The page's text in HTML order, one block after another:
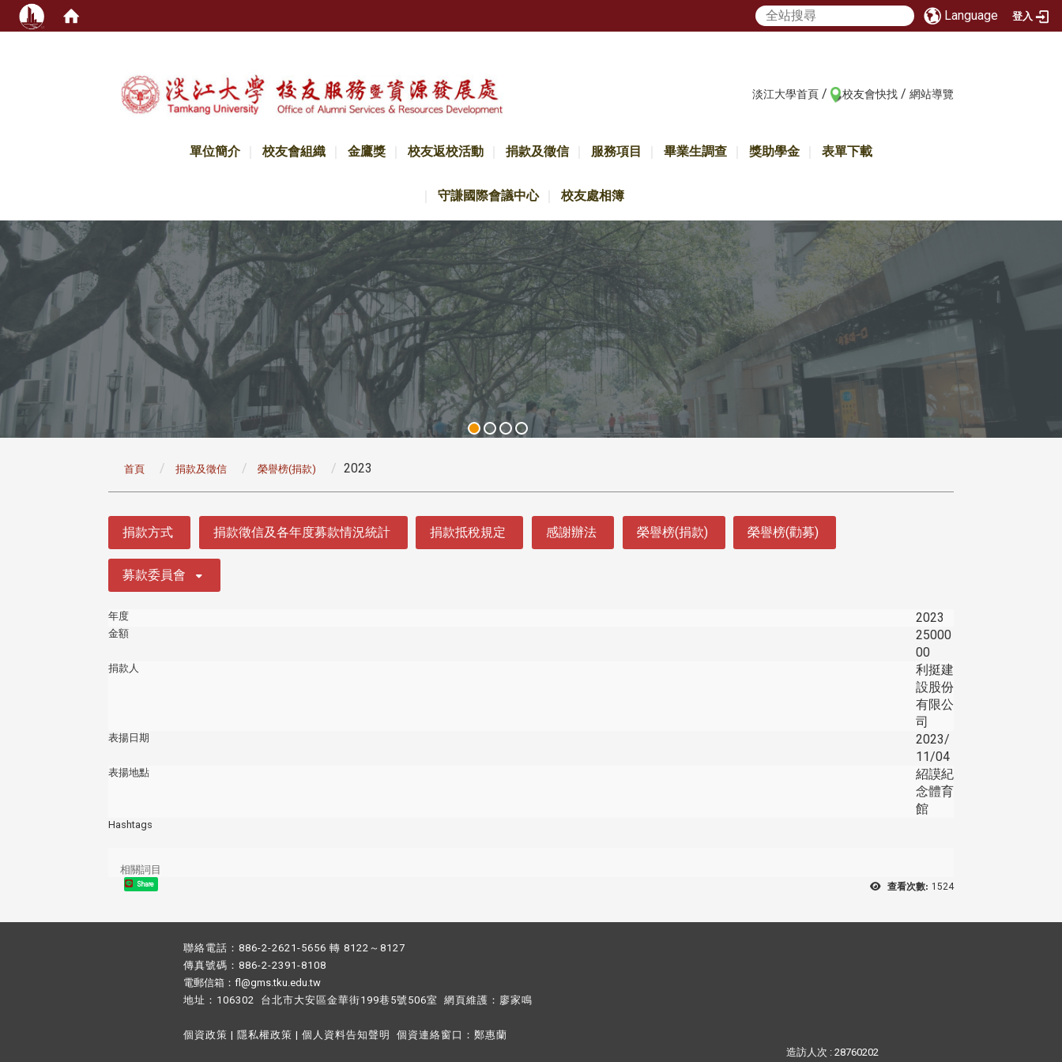
Language 登入
淡江大學首頁 / 校友會快找 / 網站導覽
單位簡介 校友會組織 金鷹獎 校友返校活動 捐款及徵信 服務項目 畢業生調查 獎助學金 表單下載
守謙國際會議中心 校友處相簿
首頁 捐款及徵信 榮譽榜(捐款) 2023
捐款方式 捐款徵信及各年度募款情況統計 捐款抵稅規定 感謝辦法 榮譽榜(捐款) 榮譽榜(勸募)
募款委員會
年度 2023
金額
25000
00
捐款人
利挺建
設股份
有限公
司
表揚日期
2023/
11/04
表揚地點
紹謨紀
念體育
館
Hashtags
相關詞目
查看次數: 1524
Share
聯絡電話：886-2-2621-5656 轉 8122～8127
傳真號碼：886-2-2391-8108
電郵信箱：fl@gms.tku.edu.tw
地址：106302 台北市大安區金華街199巷5號506室 網頁維護： 廖家鳴​
個資政策 | 隱私權政策 | 個人資料告知聲明 個資連絡窗口： 鄭惠蘭
造訪人次 : 28760202